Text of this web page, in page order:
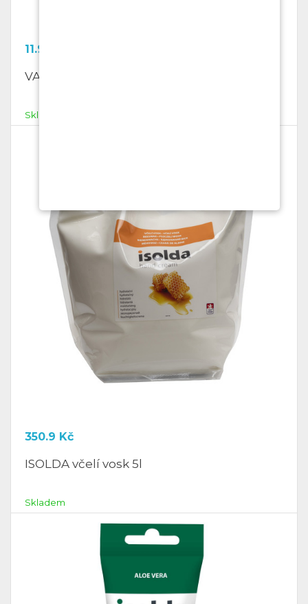
Skladem
11.98
VAKAVO Meduňka
Skladem
350.9 Kč
ISOLDA včelí vosk 5l